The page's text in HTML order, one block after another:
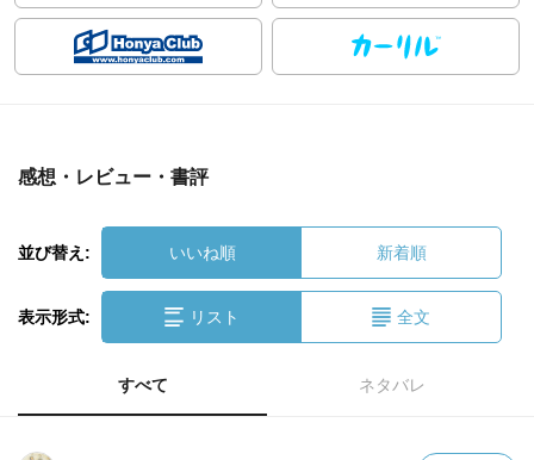
感想・レビュー・書評
並び替え: いいね順 新着順
表示形式: リスト 全文
すべて ネタバレ